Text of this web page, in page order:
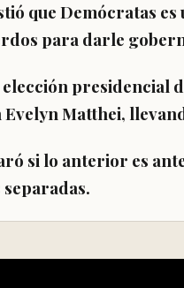
que Demócratas
para darle
elección presidencial
Matthei,
si lo anterior es